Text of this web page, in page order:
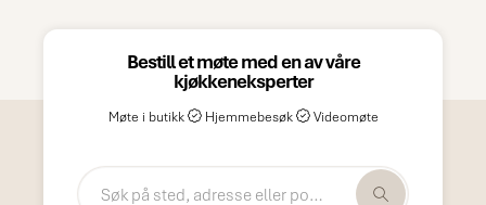
Bestill et møte med en av våre
kjøkkeneksperter
Møte i butikk Hjemmebesøk Videomøte